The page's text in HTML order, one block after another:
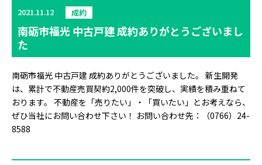
2021.11.12 成約
南砺市福光 中古戸建 成約ありがとうございまし
た
南砺市福光 中古戸建 成約ありがとうございました。 新生開発
は、累計で不動産売買契約2,000件を突破し、実績を積み重ねて
おります。 不動産を「売りたい」・「買いたい」とお考えなら、
ぜひ当社にお問い合わせ下さい！ お問い合わせ先：（0766）24-
8588